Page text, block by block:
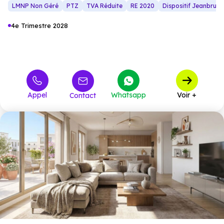
LMNP Non Géré PTZ TVA Réduite RE 2020 Dispositif Jeanbrun
4e Trimestre 2028
Appel Contact Whatsapp Voir +